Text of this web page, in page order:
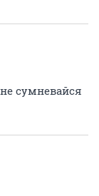
сумневайся